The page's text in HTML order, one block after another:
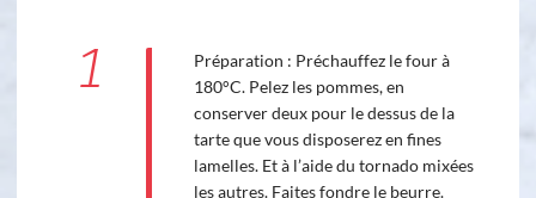
1
Préparation : Préchauffez le four à
180°C. Pelez les pommes, en
conserver deux pour le dessus de la
tarte que vous disposerez en fines
lamelles. Et à l’aide du tornado mixées
les autres. Faites fondre le beurre.